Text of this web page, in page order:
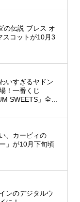
の伝説 ブレス オ
スコットが10月3
いすぎるヤドン
！一番くじ
SWEETS」全...
、カービィの
」が10月下旬頃
ンのデジタルウ